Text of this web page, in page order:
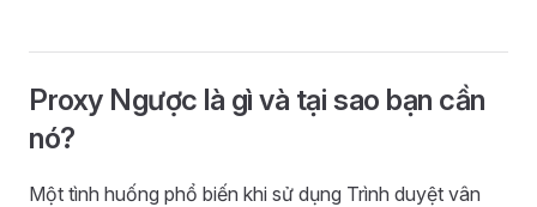
Proxy Ngược là gì và tại sao bạn cần
nó?
Một tình huống phổ biến khi sử dụng Trình duyệt vân